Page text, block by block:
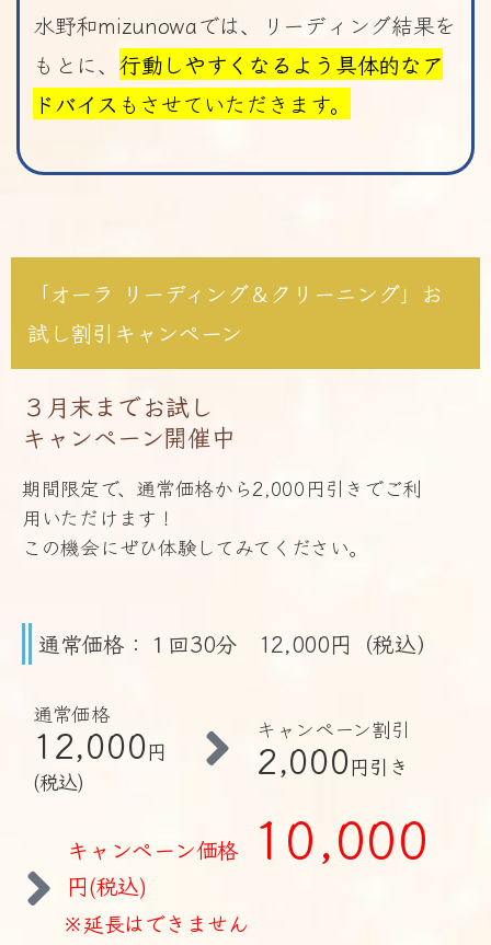
水野和mizunowaでは、リーディング結果を
もとに、 行動しやすくなるよう具体的なア
ドバイス もさせていただきます。
「オーラ リーディング＆クリーニング」お
試し割引キャンペーン
３月末までお試し
キャンペーン開​​催中
期間限定で、通常価格から2,000円引きでご利
用いただけます！
この機会にぜひ体験してみてください。
通常価格：１回30分 12,000円（税込）
通常価格
12,000円
(税込)
キャンペーン割引
2,000円引き
キャンペーン価格 10,000
円(税込)
※延長はできません